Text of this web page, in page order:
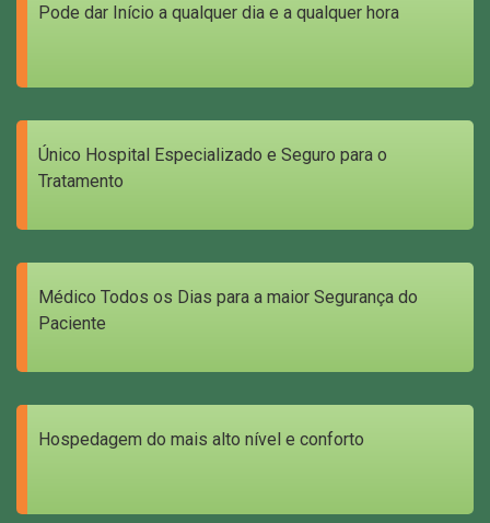
Pode dar Início a qualquer dia e a qualquer hora
Único Hospital Especializado e Seguro para o
Tratamento
Médico Todos os Dias para a maior Segurança do
Paciente
Hospedagem do mais alto nível e conforto